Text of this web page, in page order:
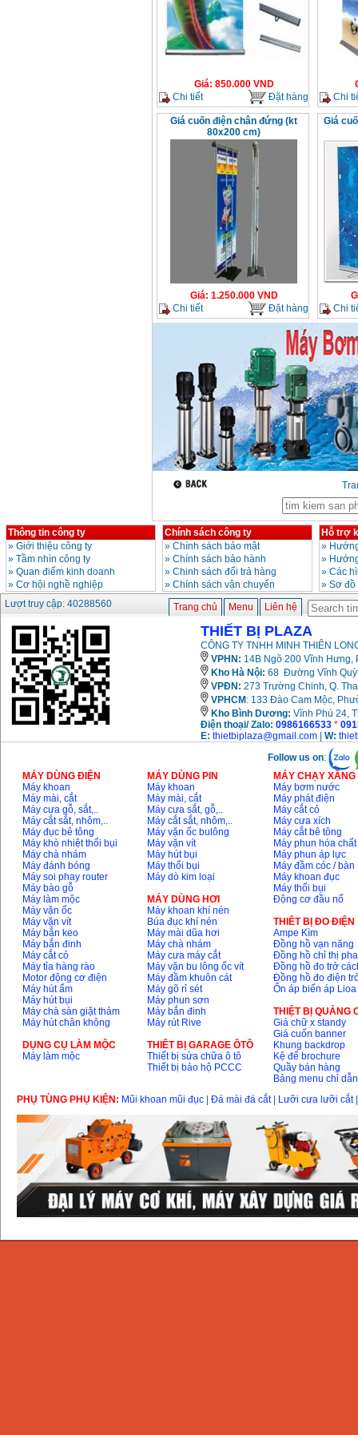
Giá: 850.000VND
Chi tiết
Đặt hàng
Chi
Giá cuốn điện chân đứng (kt
80x200 cm)
Giá: 1.250.000VND
Chi tiết
Đặt hàng
Giá
Chi
Thông tin công ty
» Giới thiệu công ty
» Tầm nhìn công ty
» Quan điểm kinh doanh
» Cơ hội nghề nghiệp
Chính sách công ty
» Chính sách bảo mật
» Chính sách bảo hành
» Chinh sách đổi trả hàng
» Chính sách vận chuyển
Hỗ trợ
»
»
» Các
» Sơ
Lượt truy cập: 40288560
Trang chủ Menu Liên hệ
THIẾT BỊ PLAZA
CÔNG TY TNHH MINH THIÊN
VPHN: 14B Ngõ 200 Vĩnh Hưng,
Kho Hà Nội: 68 Đường Vĩnh
VPĐN: 273 Trường Chinh, Q.
VPHCM : 133 Đào Cam Mộc,
Kho Bình Dương: Vĩnh Phú 24,
Điện thoại/ Zalo: 0986166533 *
E: thietbiplaza@gmail.com W:
Follow us on:
MÁY DÙNG ĐIỆN
Máy khoan
Máy mài, cắt
Máy cưa gỗ, sắt,..
Máy cắt sắt, nhôm,..
Máy đục bê tông
Máy khò nhiệt thổi bụi
Máy chà nhám
Máy đánh bóng
Máy soi phay router
Máy bào gỗ
Máy làm mộc
Máy vặn ốc
Máy vặn vít
Máy bắn keo
Máy bắn đinh
Máy cắt cỏ
Máy tỉa hàng rào
Motor động cơ điện
Máy hút ẩm
Máy hút bụi
Máy chà sàn giặt thảm
Máy hút chân không
DỤNG CỤ LÀM MỘC
Máy làm mộc
MÁY DÙNG PIN
Máy khoan
Máy mài, cắt
Máy cưa sắt, gỗ,..
Máy cắt sắt, nhôm,..
Máy vặn ốc bulông
Máy vặn vít
Máy hút bụi
Máy thổi bụi
Máy dò kim loại
MÁY DÙNG HƠI
Máy khoan khí nén
Búa đục khí nén
Máy mài dũa hơi
Máy chà nhám
Máy cưa máy cắt
Máy vặn bu lông ốc vít
Máy đầm khuôn cát
Máy gõ rỉ sét
Máy phun sơn
Máy bắn đinh
Máy rút Rive
THIÊT BỊ GARAGE ÔTÔ
Thiết bị sửa chữa ô tô
Thiết bị bảo hộ PCCC
MÁY CHẠY
Máy bơm nước
Máy phát điện
Máy cắt cỏ
Máy cưa xích
Máy cắt bê tông
Máy phun hóa chất
Máy phun áp lực
Máy đầm cóc / bàn
Máy khoan đục
Máy thổi bụi
Động cơ đầu nổ
THIÊT BỊ ĐO ĐIỆN
Ampe Kìm
Đồng hồ vạn năng
Đồng hồ chỉ thị pha
Đồng hồ đo trở
Đồng hồ đo điện
Ổn áp biến áp Lioa
THIỆT BỊ QUẢNG
Giá chữ x standy
Giá cuốn banner
Khung backdrop
Kệ để brochure
Quầy bán hàng
Bảng menu chỉ dẫn
PHỤ TÙNG PHỤ KIỆN: Mũi khoan mũi đục Đá mài đá cắt| Lưỡi cưa lưỡi cắt